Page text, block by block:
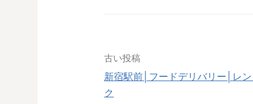
投
稿
古い投稿
新宿駅前│フードデリバリー│レン
ク